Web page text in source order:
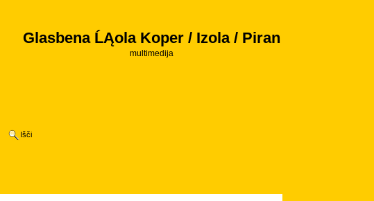
Glasbena ĹĄola Koper / Izola / Piran
multimedija
Išči